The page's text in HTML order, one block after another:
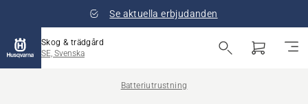
Se aktuella erbjudanden
Skog & trädgård
SE, Svenska
Batteriutrustning